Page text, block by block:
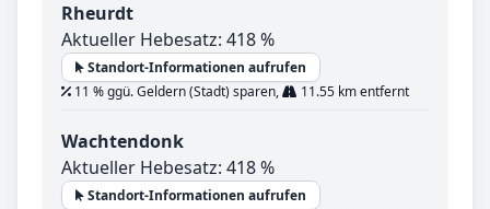
Rheurdt
Aktueller Hebesatz: 418 %
Standort-Informationen aufrufen
11 % ggü. Geldern (Stadt) sparen,
11.55 km entfernt
Wachtendonk
Aktueller Hebesatz: 418 %
Standort-Informationen aufrufen